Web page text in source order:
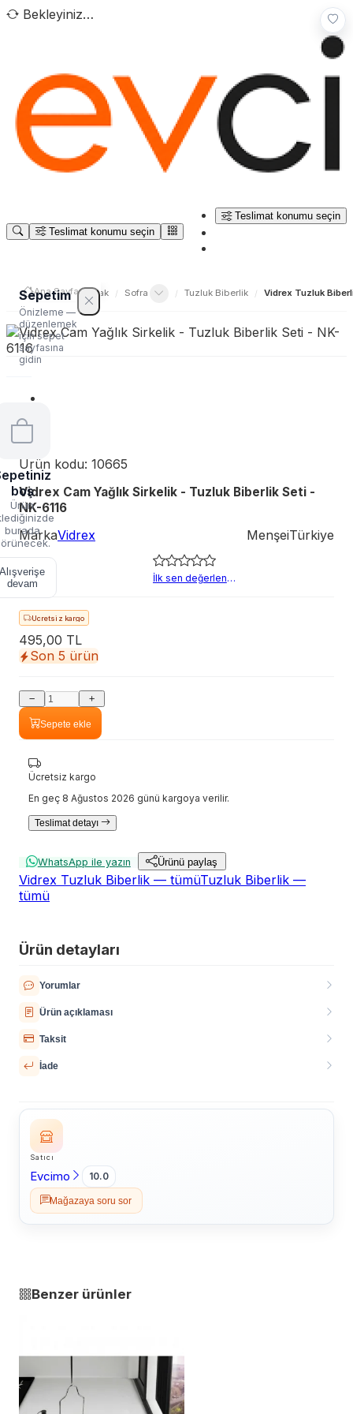
Bekleyiniz…
Teslimat konumu seçin
Teslimat konumu seçin
Sepetim
Önizleme —
düzenlemek
için sepet
sayfasına
gidin
boş
Ürün
burada
Alışverişe
devam
Ana Sayfa /
/ Sofra & Mutfak / Sofra / Tuzluk Biberlik / Vidrex Tuzluk
Ürün kodu: 10665
Vidrex Cam Yağlık Sirkelik - Tuzluk Biberlik Seti -
NK-6116
MarkaVidrex MenşeiTürkiye
İlk sen değerlendir
Ücretsiz kargo
495,00 TL
Son 5 ürün
Sepete ekle
Ücretsiz kargo
En geç 8 Ağustos 2026 günü kargoya verilir.
Teslimat detayı
WhatsApp ile yazın Ürünü paylaş
Vidrex Tuzluk Biberlik — tümüTuzluk Biberlik —
tümü
Ürün detayları
Yorumlar
Ürün açıklaması
Taksit
İade
Satıcı
Evcimo 10.0
Mağazaya soru sor
Benzer ürünler